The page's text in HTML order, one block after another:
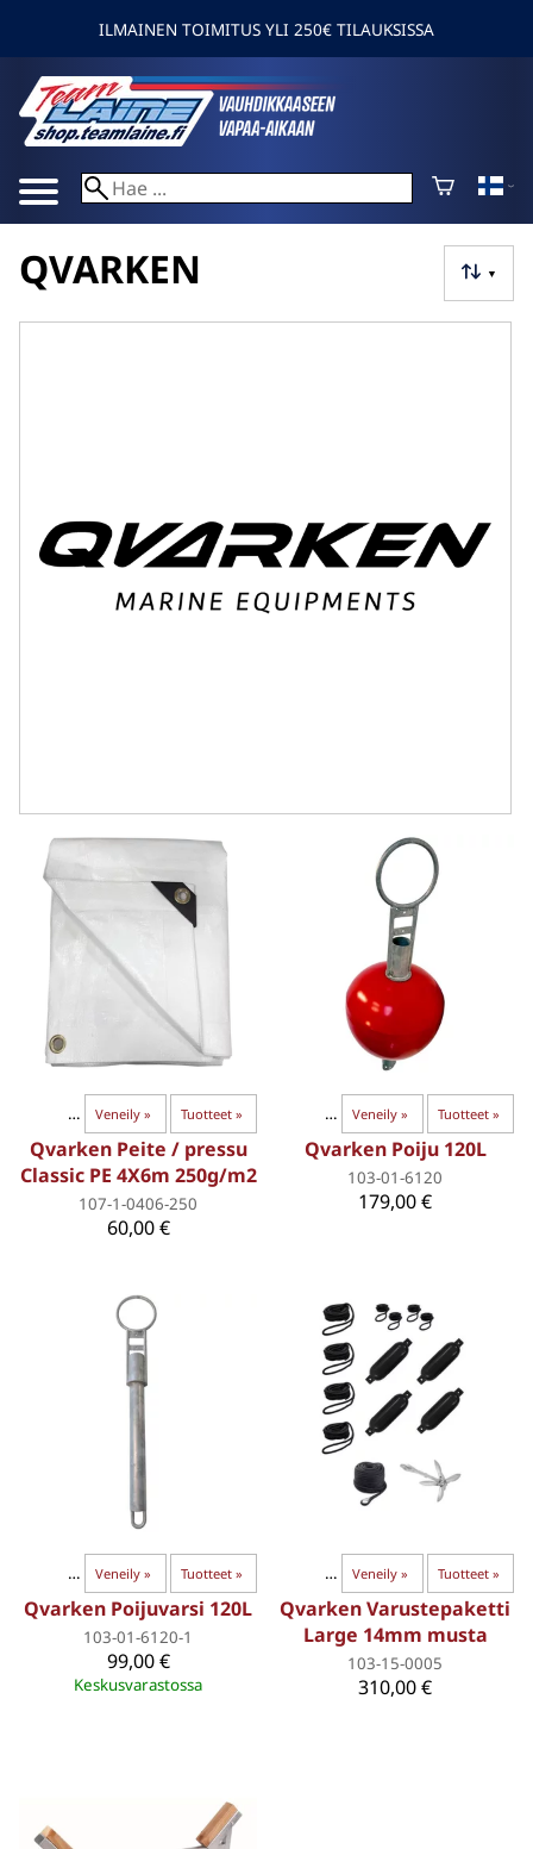
ILMAINEN TOIMITUS YLI 250€ TILAUKSISSA
▼
QVARKEN
Tuotteet ‪»
Veneily ‪»
Qvarken Peite / pressu
Classic PE 4X6m 250g/m2
107-1-0406-250
60,00 €
Tuotteet ‪»
Veneily ‪»
Ankkurointi & kiinnitys
Poijut ja -painot ‪»
Qvarken Poiju 120L
103-01-6120
179,00 €
Tuotteet ‪»
Veneily ‪»
Qvarken Poijuvarsi 120L
103-01-6120-1
99,00 €
Keskusvarastossa
Tuotteet ‪»
Veneily ‪»
Ankkurointi & kiinnitys
Varustepaketit ‪»
Qvarken Varustepaketti
Large 14mm musta
103-15-0005
310,00 €